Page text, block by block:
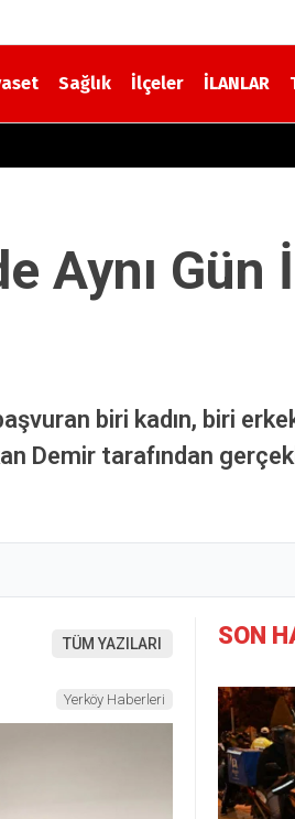
Sağlık İlçeler İLANLAR
Aynı Gün
biri kadın, biri
Demir tarafından
TÜM YAZILARI
Yerköy Haberleri
SON